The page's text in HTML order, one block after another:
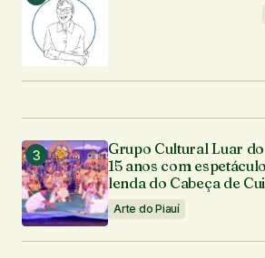
Grupo Cultural Luar
15 anos com
lenda do Cabeça de
Arte do Piauí